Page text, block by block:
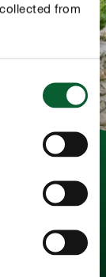
from
un proiect de
verii. Este
pietrelor